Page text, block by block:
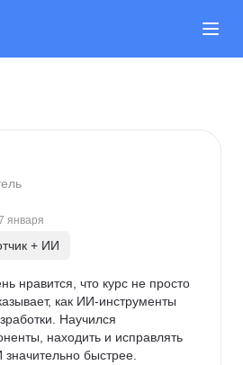
января
+ ИИ
нравится, что курс не просто
как ИИ-инструменты
Научился
находить и исправлять
быстрее.